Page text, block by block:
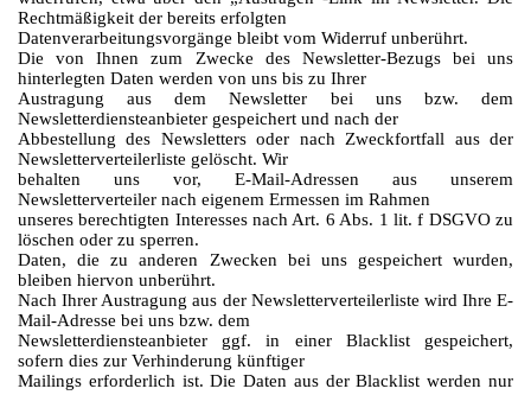
Rechtmäßigkeit der bereits erfolgten
Datenverarbeitungsvorgänge bleibt vom Widerruf unberührt.
Die von Ihnen zum Zwecke des Newsletter-Bezugs bei uns
hinterlegten Daten werden von uns bis zu Ihrer
Austragung aus dem Newsletter bei uns bzw. dem
Newsletterdiensteanbieter gespeichert und nach der
Abbestellung des Newsletters oder nach Zweckfortfall aus der
Newsletterverteilerliste gelöscht. Wir
behalten uns vor, E-Mail-Adressen aus unserem
Newsletterverteiler nach eigenem Ermessen im Rahmen
unseres berechtigten Interesses nach Art. 6 Abs. 1 lit. f DSGVO zu
löschen oder zu sperren.
Daten, die zu anderen Zwecken bei uns gespeichert wurden,
bleiben hiervon unberührt.
Nach Ihrer Austragung aus der Newsletterverteilerliste wird Ihre E-
Mail-Adresse bei uns bzw. dem
Newsletterdiensteanbieter ggf. in einer Blacklist gespeichert,
sofern dies zur Verhinderung künftiger
Mailings erforderlich ist. Die Daten aus der Blacklist werden nur